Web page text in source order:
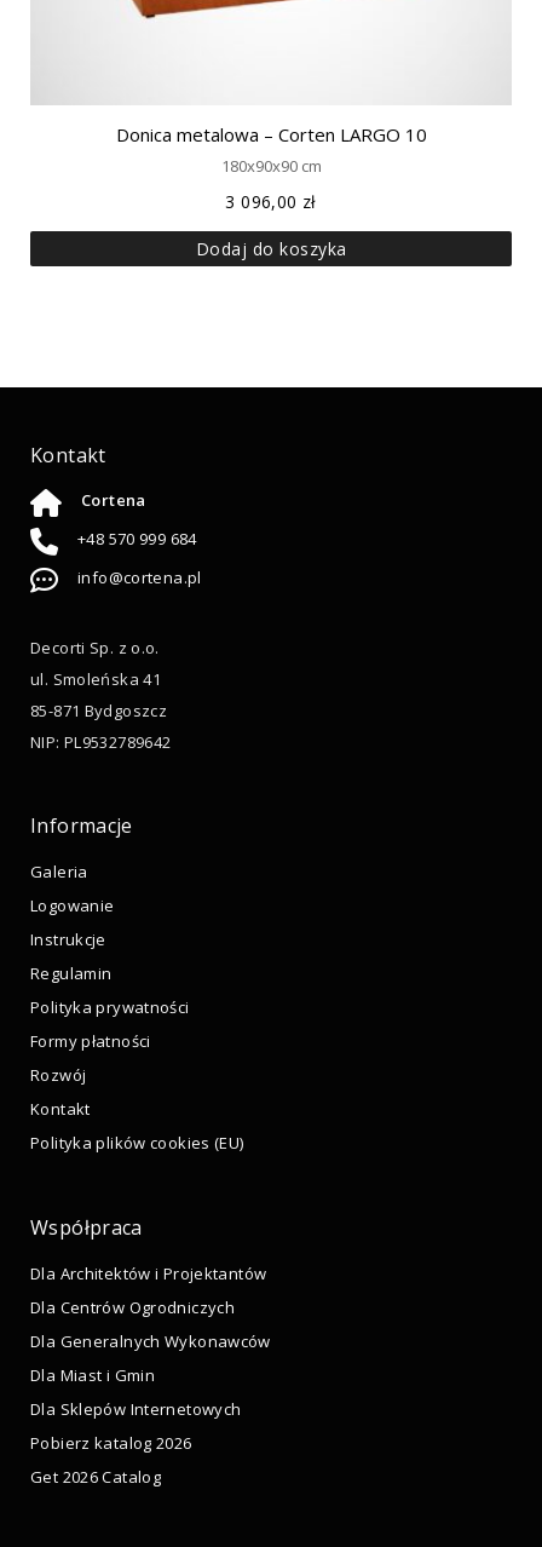
Donica metalowa – Corten LARGO 10
180x90x90 cm
3 096,00 zł
Dodaj do koszyka
Kontakt
Cortena
+48 570 999 684
info@cortena.pl
Decorti Sp. z o.o.
ul. Smoleńska 41
85-871 Bydgoszcz
NIP: PL9532789642
Informacje
Galeria
Logowanie
Instrukcje
Regulamin
Polityka prywatności
Formy płatności
Rozwój
Kontakt
Polityka plików cookies (EU)
Współpraca
Dla Architektów i Projektantów
Dla Centrów Ogrodniczych
Dla Generalnych Wykonawców
Dla Miast i Gmin
Dla Sklepów Internetowych
Pobierz katalog 2026
Get 2026 Catalog